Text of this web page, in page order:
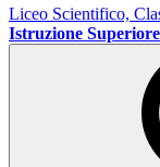
Liceo Scientifico,
Istruzione